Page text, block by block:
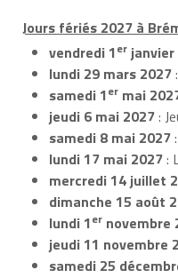
Jours fériés 2027 à
vendredi 1er janvier
lundi 29 mars 2027
samedi 1er mai
jeudi 6 mai 2027:
samedi 8 mai 2027
lundi 17 mai 2027:
mercredi 14 juillet
dimanche 15 août
lundi 1er novembre
jeudi 11 novembre
samedi 25